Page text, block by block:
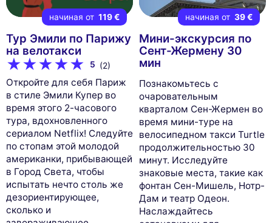
начиная от 119 €
Тур Эмили по Парижу
на велотакси
5 (2)
Откройте для себя Париж
в стиле Эмили Купер во
время этого 2-часового
тура, вдохновленного
сериалом Netflix! Следуйте
по стопам этой молодой
американки, прибывающей
в Город Света, чтобы
испытать нечто столь же
дезориентирующее,
сколько и
начиная от 39 €
Мини-экскурсия по
Сент-Жермену 30
мин
Познакомьтесь с
очаровательным
кварталом Сен-Жермен во
время мини-туре на
велосипедном такси Turtle
продолжительностью 30
минут. Исследуйте
знаковые места, такие как
фонтан Сен-Мишель, Нотр-
Дам и театр Одеон.
Наслаждайтесь